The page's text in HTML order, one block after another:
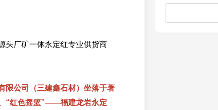
头厂矿一体永定红专业供货商
限公司（三建鑫石材）坐落于著
“红色摇篮”——福建龙岩永定